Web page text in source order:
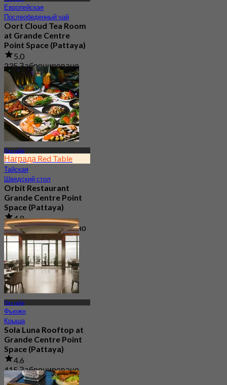
Европейская
Послеобеденный чай
Oort Cloud Tea Room
at Grande Centre
Point Space (Pattaya)
5.0
235 Забронировано
От ฿ 499.5
Паттайя
Награда Red Table
Тайская
Шведский стол
Orbit Restaurant
Grande Centre Point
Space (Pattaya)
4.8
21.8K Забронировано
От฿ 1,290
Паттайя
Фьюжн
Крыша
Sola Luna Rooftop at
Grande Centre Point
Space (Pattaya)
4.6
415 Забронировано
От฿ 645